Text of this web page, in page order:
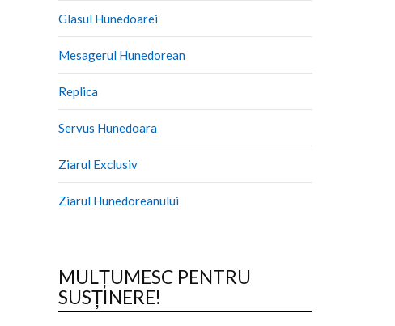
Glasul Hunedoarei
Mesagerul Hunedorean
Replica
Servus Hunedoara
Ziarul Exclusiv
Ziarul Hunedoreanului
MULȚUMESC PENTRU
SUSȚINERE!